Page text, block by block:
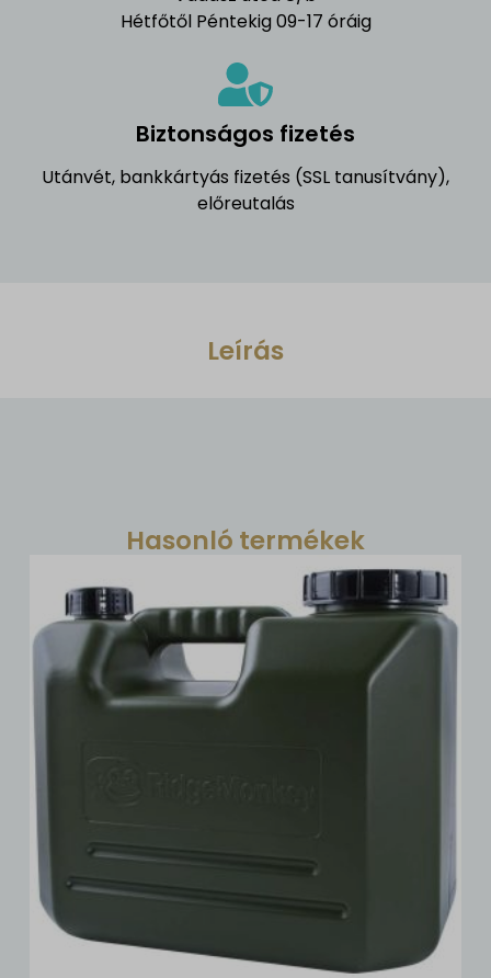
Hétfőtől Péntekig 09-17 óráig
Biztonságos fizetés
Utánvét, bankkártyás fizetés (SSL tanusítvány),
előreutalás
Leírás
Hasonló termékek